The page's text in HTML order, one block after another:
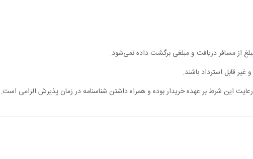
مبلغ از مسافر دریافت و مبلغی برگشت داده نمی‌شود.
غیر قابل استرداد باشند.
این شرط بر عهده خریدار بوده و همراه داشتن شناسنامه در زمان پذیرش الزامی است.